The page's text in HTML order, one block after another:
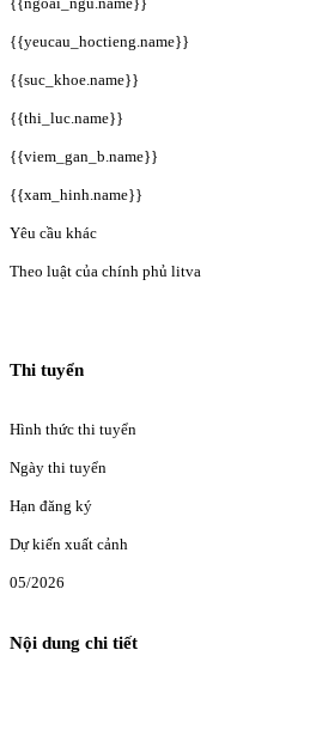
{{yeucau_hoctieng.name}}
{{suc_khoe.name}}
{{thi_luc.name}}
{{viem_gan_b.name}}
{{xam_hinh.name}}
Yêu cầu khác
Theo luật của chính phủ litva
Thi tuyển
Hình thức thi tuyển
Ngày thi tuyển
Hạn đăng ký
Dự kiến xuất cảnh
05/2026
Nội dung chi tiết